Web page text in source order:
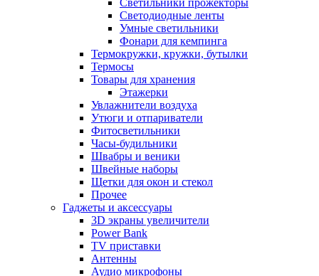
Светильники прожекторы
Светодиодные ленты
Умные светильники
Фонари для кемпинга
Термокружки, кружки, бутылки
Термосы
Товары для хранения
Этажерки
Увлажнители воздуха
Утюги и отпариватели
Фитосветильники
Часы-будильники
Швабры и веники
Швейные наборы
Щетки для окон и стекол
Прочее
Гаджеты и аксессуары
3D экраны увеличители
Power Bank
TV приставки
Антенны
Аудио микрофоны